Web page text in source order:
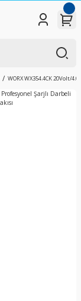
WORX WX354.4CK 20Volt/